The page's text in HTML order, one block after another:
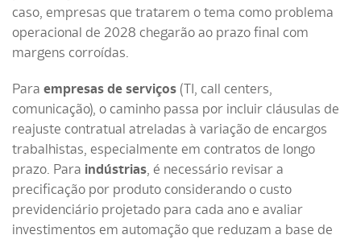
caso, empresas que tratarem o tema como problema
operacional de 2028 chegarão ao prazo final com
margens corroídas.
Para empresas de serviços (TI, call centers,
comunicação), o caminho passa por incluir cláusulas de
reajuste contratual atreladas à variação de encargos
trabalhistas, especialmente em contratos de longo
prazo. Para indústrias, é necessário revisar a
precificação por produto considerando o custo
previdenciário projetado para cada ano e avaliar
investimentos em automação que reduzam a base de